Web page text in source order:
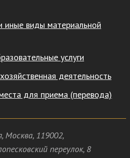
иные виды материальной
услуги
деятельность
для приема (перевода)
, Москва, 119002,
переулок,8